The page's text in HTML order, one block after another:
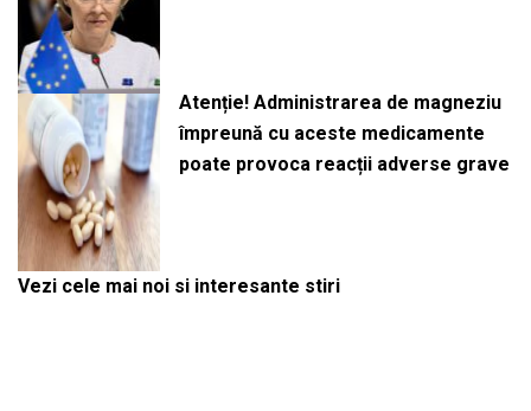
Atenție! Administrarea de magneziu
împreună cu aceste medicamente
poate provoca reacții adverse grave
Vezi cele mai noi si interesante stiri